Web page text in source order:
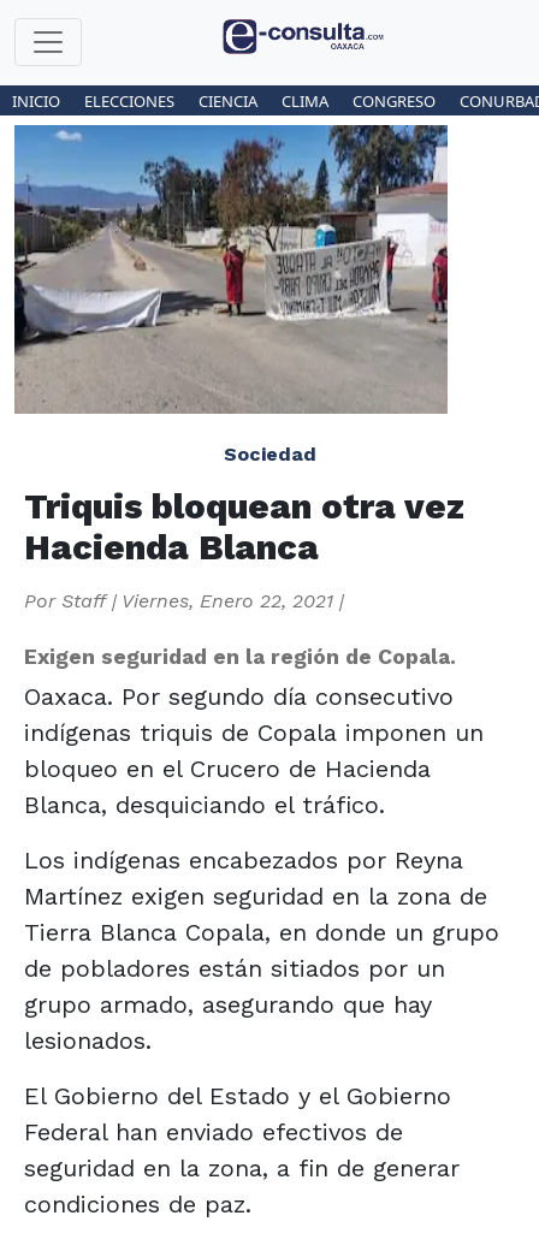
INICIO ELECCIONES CIENCIA CLIMA CONGRESO
Sociedad
Triquis bloquean otra vez
Hacienda Blanca
Por Staff| Viernes, Enero 22, 2021 |
Exigen seguridad en la región de Copala.
Oaxaca. Por segundo día consecutivo
indígenas triquis de Copala imponen un
bloqueo en el Crucero de Hacienda
Blanca, desquiciando el tráfico.
Los indígenas encabezados por Reyna
Martínez exigen seguridad en la zona de
Tierra Blanca Copala, en donde un grupo
de pobladores están sitiados por un
grupo armado, asegurando que hay
lesionados.
El Gobierno del Estado y el Gobierno
Federal han enviado efectivos de
seguridad en la zona, a fin de generar
condiciones de paz.